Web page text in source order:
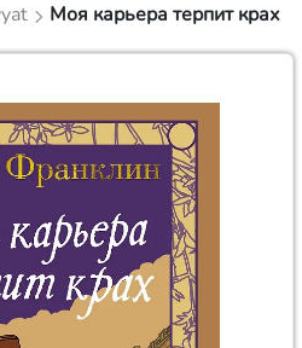
Моя карьера терпит крах